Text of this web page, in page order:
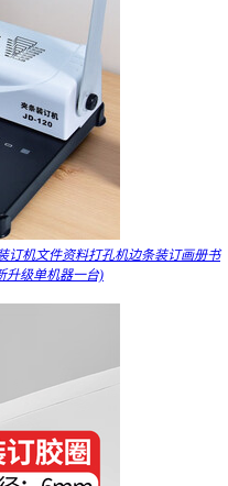
订机文件资料打孔机边条装订画册书
升级单机器一台)